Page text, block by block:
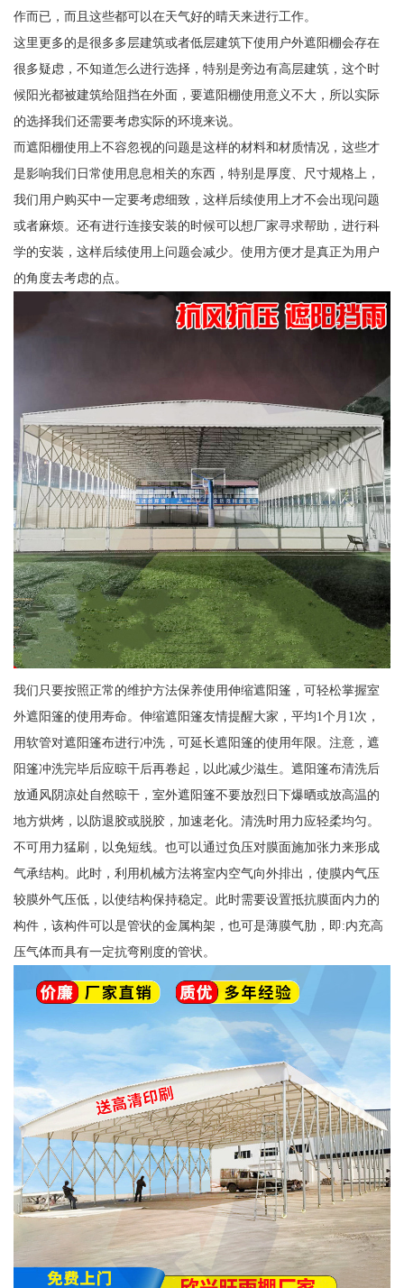
作而已，而且这些都可以在天气好的晴天来进行工作。
这里更多的是很多多层建筑或者低层建筑下使用户外遮阳棚会存在
很多疑虑，不知道怎么进行选择，特别是旁边有高层建筑，这个时
候阳光都被建筑给阻挡在外面，要遮阳棚使用意义不大，所以实际
的选择我们还需要考虑实际的环境来说。
而遮阳棚使用上不容忽视的问题是这样的材料和材质情况，这些才
是影响我们日常使用息息相关的东西，特别是厚度、尺寸规格上，
我们用户购买中一定要考虑细致，这样后续使用上才不会出现问题
或者麻烦。还有进行连接安装的时候可以想厂家寻求帮助，进行科
学的安装，这样后续使用上问题会减少。使用方便才是真正为用户
的角度去考虑的点。
我们只要按照正常的维护方法保养使用伸缩遮阳篷，可轻松掌握室
外遮阳篷的使用寿命。伸缩遮阳篷友情提醒大家，平均1个月1次，
用软管对遮阳篷布进行冲洗，可延长遮阳篷的使用年限。注意，遮
阳篷冲洗完毕后应晾干后再卷起，以此减少滋生。遮阳篷布清洗后
放通风阴凉处自然晾干，室外遮阳篷不要放烈日下爆晒或放高温的
地方烘烤，以防退胶或脱胶，加速老化。清洗时用力应轻柔均匀。
不可用力猛刷，以免短线。也可以通过负压对膜面施加张力来形成
气承结构。此时，利用机械方法将室内空气向外排出，使膜内气压
较膜外气压低，以使结构保持稳定。此时需要设置抵抗膜面内力的
构件，该构件可以是管状的金属构架，也可是薄膜气肋，即:内充高
压气体而具有一定抗弯刚度的管状。